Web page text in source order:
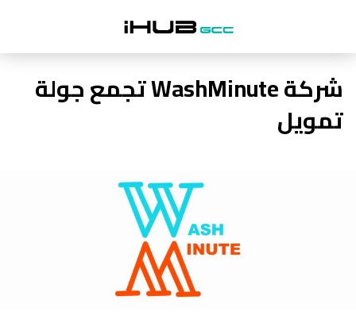
شركة WashMinute تجمع جولة
تمويل